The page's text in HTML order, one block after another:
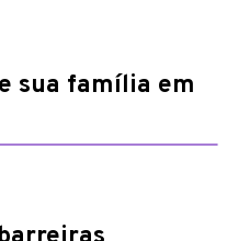
sua família em